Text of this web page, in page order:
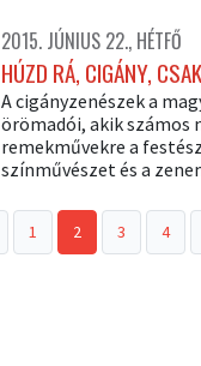
2015. JÚNIUS 22., HÉTFŐ
HÚZD RÁ, CIGÁNY,
A cigányzenészek a
örömadói, akik
remekművekre a
színművészet és a
1 2 3 4